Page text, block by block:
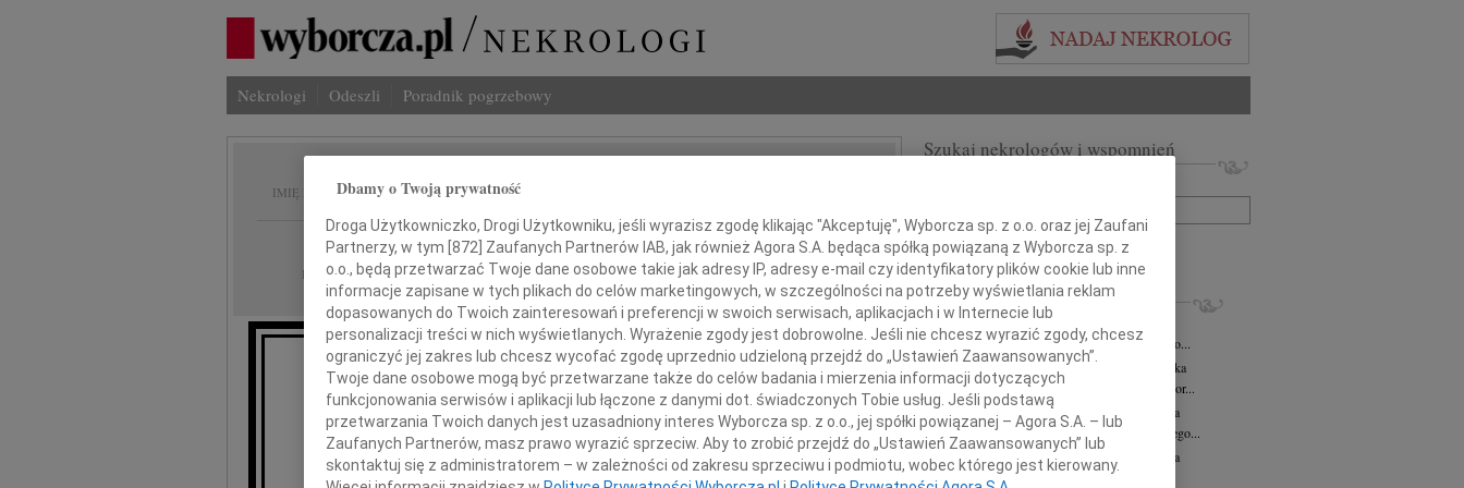
Nekrologi Odeszli Poradnik pogrzebowy
IMIĘ I NAZWISKO: Stefan Melak
REGION: Warszawa, cała Polska
DATA EMISJI: 16.04.2010
Z wielkim żalem żegnamy
Stefana Melaka
Szukaj nekrologów i wspomnień
+ szukanie zaawansowane
INNE NEKROLOGI
Eugeniusz Butruk05.08.2026
Z ogromnym żalem przyjęliśmy wiadomość o...
Małgorzata Kościelska06.08.2026
cała Polska
Z głębokim smutkiem żegnamy Panią Profesor...
Andrzej Morozowski 06.08.2026
cała Polska
Żegnamy Andrzeja Morozowskiego Wybitnego...
Andrzej Morozowski
cała Polska
Z głębokim żalem żegnamy Andrzeja...
Dbamy o Twoją prywatność
Droga Użytkowniczko, Drogi Użytkowniku, jeśli wyrazisz zgodę klikając "Akceptuję", Wyborcza sp. z o.o. oraz jej Zaufani
Partnerzy, w tym [872] Zaufanych Partnerów IAB, jak również Agora S.A. będąca spółką powiązaną z Wyborcza sp. z
o.o., będą przetwarzać Twoje dane osobowe takie jak adresy IP, adresy e-mail czy identyfikatory plików cookie lub inne
informacje zapisane w tych plikach do celów marketingowych, w szczególności na potrzeby wyświetlania reklam
dopasowanych do Twoich zainteresowań i preferencji w swoich serwisach, aplikacjach i w Internecie lub
personalizacji treści w nich wyświetlanych. Wyrażenie zgody jest dobrowolne. Jeśli nie chcesz wyrazić zgody, chcesz
ograniczyć jej zakres lub chcesz wycofać zgodę uprzednio udzieloną przejdź do „Ustawień Zaawansowanych”.
Twoje dane osobowe mogą być przetwarzane także do celów badania i mierzenia informacji dotyczących
funkcjonowania serwisów i aplikacji lub łączone z danymi dot. świadczonych Tobie usług. Jeśli podstawą
przetwarzania Twoich danych jest uzasadniony interes Wyborcza sp. z o.o., jej spółki powiązanej – Agora S.A. – lub
Zaufanych Partnerów, masz prawo wyrazić sprzeciw. Aby to zrobić przejdź do „Ustawień Zaawansowanych” lub
skontaktuj się z administratorem – w zależności od zakresu sprzeciwu i podmiotu, wobec którego jest kierowany.